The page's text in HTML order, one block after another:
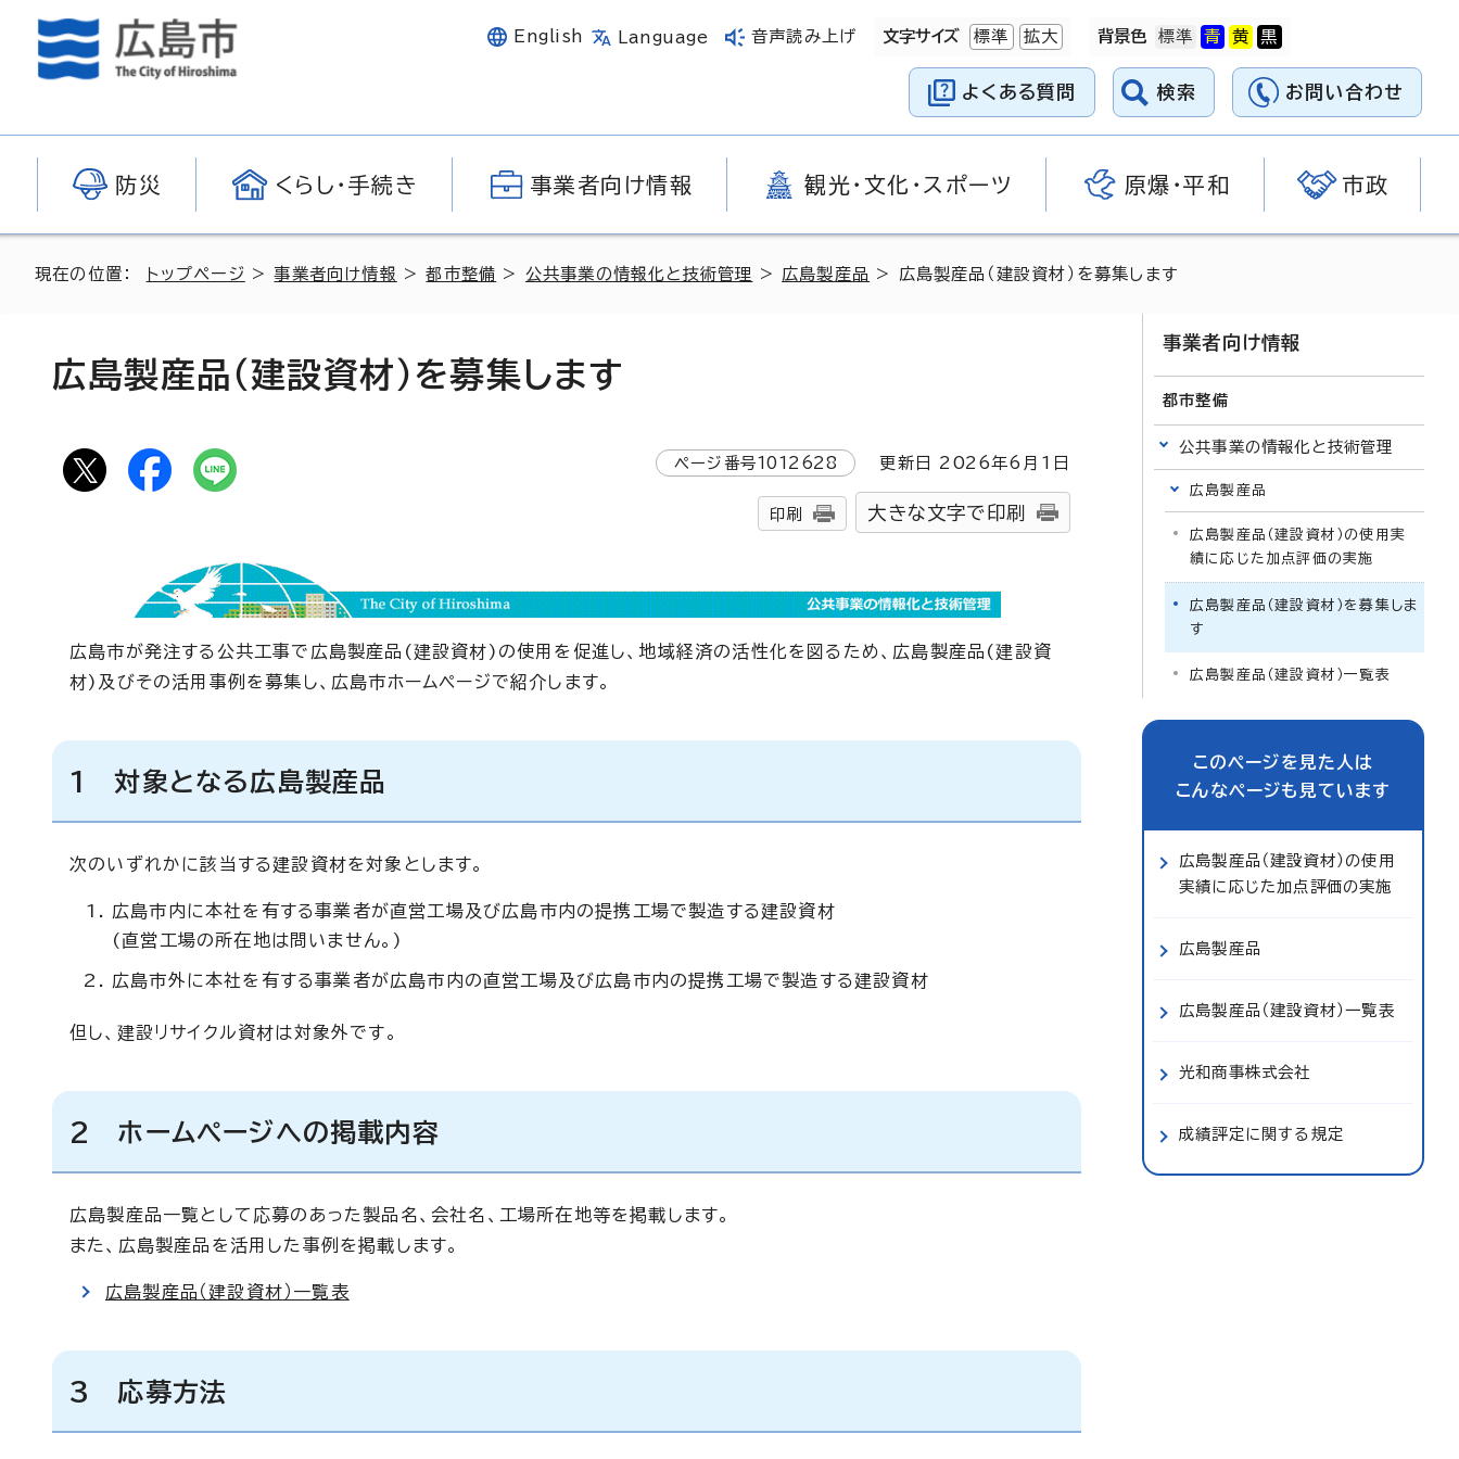
English Language 音声読み上げ 文字サイズ 標準 拡大 背景色
よくある質問 検索 お問い合わせ
防災 くらし・手続き 事業者向け情報 観光・文化・スポーツ 原爆・平和 市政
現在の位置： トップページ >事業者向け情報 >都市整備 > 公共事業の情報化と技術管理 > 広島製産品 > 広島製産品（建設資材）を募集します
広島製産品（建設資材）を募集します
ページ番号1012628 更新日 2026年6月1日
印刷 大きな文字で印刷
広島市が発注する公共工事で広島製産品(建設資材)の使用を促進し、地域経済の活性化を図るため、広島製産品(建設資
材)及びその活用事例を募集し、広島市ホームページで紹介します。
1 対象となる広島製産品
次のいずれかに該当する建設資材を対象とします。
広島市内に本社を有する事業者が直営工場及び広島市内の提携工場で製造する建設資材
(直営工場の所在地は問いません。)
広島市外に本社を有する事業者が広島市内の直営工場及び広島市内の提携工場で製造する建設資材
但し、建設リサイクル資材は対象外です。
2 ホームページへの掲載内容
広島製産品一覧として応募のあった製品名、会社名、工場所在地等を掲載します。
また、広島製産品を活用した事例を掲載します。
広島製産品（建設資材）一覧表
3 応募方法
事業者向け情報
都市整備
公共事業の情報化と技術管理
広島製産品
広島製産品（建設資材）の使用実
績に応じた加点評価の実施
広島製産品（建設資材）を募集しま
す
広島製産品（建設資材）一覧表
このページを見た人は
こんなページも見ています
広島製産品（建設資材）の使用
実績に応じた加点評価の実施
広島製産品
広島製産品（建設資材）一覧表
光和商事株式会社
成績評定に関する規定